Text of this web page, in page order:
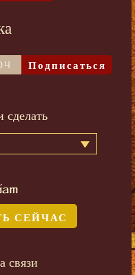
Подписаться
СЕЙЧАС
связи